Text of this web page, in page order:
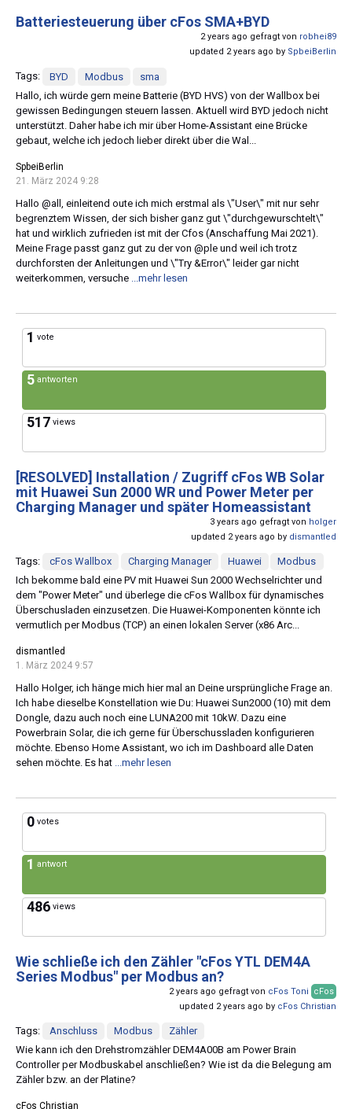
Batteriesteuerung über cFos SMA+BYD
2 years ago gefragt von robhei89
updated 2 years ago by SpbeiBerlin
Tags: BYD Modbus
sma
Hallo, ich würde gern meine Batterie (BYD HVS) von der Wallbox bei
gewissen Bedingungen steuern lassen. Aktuell wird BYD jedoch nicht
unterstützt. Daher habe ich mir über Home-Assistant eine Brücke
gebaut, welche ich jedoch lieber direkt über die Wal...
SpbeiBerlin
21. März 2024 9:28
Hallo @all, einleitend oute ich mich erstmal als \"User\" mit nur sehr
begrenztem Wissen, der sich bisher ganz gut \"durchgewurschtelt\"
hat und wirklich zufrieden ist mit der Cfos (Anschaffung Mai 2021).
Meine Frage passt ganz gut zu der von @ple und weil ich trotz
durchforsten der Anleitungen und \"Try &Error\" leider gar nicht
weiterkommen, versuche
...mehr lesen
1 vote
5 antworten
517 views
[RESOLVED] Installation / Zugriff cFos WB Solar
mit Huawei Sun 2000 WR und Power Meter per
Charging Manager und später Homeassistant
3 years ago gefragt von holger
updated 2 years ago by dismantled
Tags: cFos Wallbox Charging Manager Huawei
Modbus
Ich bekomme bald eine PV mit Huawei Sun 2000 Wechselrichter und
dem "Power Meter" und überlege die cFos Wallbox für dynamisches
Überschusladen einzusetzen. Die Huawei-Komponenten könnte ich
vermutlich per Modbus (TCP) an einen lokalen Server (x86 Arc...
dismantled
1. März 2024 9:57
Hallo Holger, ich hänge mich hier mal an Deine ursprüngliche Frage an.
Ich habe dieselbe Konstellation wie Du: Huawei Sun2000 (10) mit dem
Dongle, dazu auch noch eine LUNA200 mit 10kW. Dazu eine
Powerbrain Solar, die ich gerne für Überschussladen konfigurieren
möchte. Ebenso Home Assistant, wo ich im Dashboard alle Daten
sehen möchte. Es hat
...mehr lesen
0 votes
1 antwort
486 views
Wie schließe ich den Zähler "cFos YTL DEM4A
Series Modbus" per Modbus an?
2 years ago gefragt von cFos Toni
cFos
updated 2 years ago by cFos Christian
Tags: Anschluss Modbus
Zähler
Wie kann ich den Drehstromzähler DEM4A00B am Power Brain
Controller per Modbuskabel anschließen? Wie ist da die Belegung am
Zähler bzw. an der Platine?
cFos Christian